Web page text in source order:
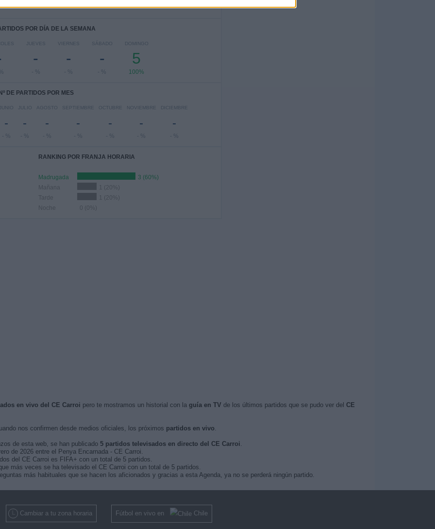
POR DÍA DE LA SEMANA
JUEVES
-
- %
VIERNES
-
- %
SÁBADO
-
- %
DOMINGO
5
100%
Nº DE PARTIDOS POR MES
JUNIO
-
- %
JULIO
-
- %
AGOSTO
-
- %
SEPTIEMBRE
-
- %
OCTUBRE
-
- %
NOVIEMBRE
-
- %
DICIEMBRE
-
- %
RANKING POR FRANJA HORARIA
Madrugada
3 (60%)
Mañana
1 (20%)
Tarde
1 (20%)
Noche
0 (0%)
en vivo del CE Carroi pero te mostramos un historial con la guía en TV de los últimos partidos que se pudo ver del CE
nos confirmen desde medios oficiales, los próximos partidos en vivo.
de esta web, se han publicado 5 partidos televisados en directo del CE Carroi.
de 2026 entre el Penya Encarnada - CE Carroi.
del CE Carroi es FIFA+ con un total de 5 partidos.
más veces se ha televisado el CE Carroi con un total de 5 partidos.
más habituales que se hacen los aficionados y gracias a esta Agenda, ya no se perderá ningún partido.
Cambiar a tu zona horaria Fútbol en vivo en Chile